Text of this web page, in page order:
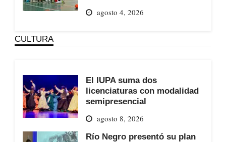
agosto 4, 2026
CULTURA
El IUPA suma dos
licenciaturas con modalidad
semipresencial
agosto 8, 2026
Río Negro presentó su plan